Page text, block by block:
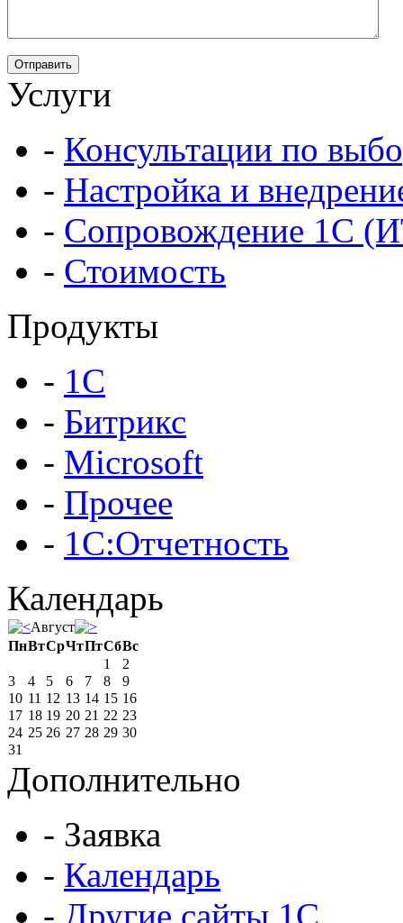
Услуги
- Консультации по
- Настройка и
- Сопровождение 1С
- Стоимость
Продукты
- 1С
- Битрикс
- Microsoft
- Прочее
- 1С:Отчетность
Календарь
Август
ПнВтСрЧтПтСбВс
1
2
3
4 5 6 7 8
9
10 11 12 13 14 15 16
17 18 19 20 21 22 23
24 25 26 27 28 29 30
31
Дополнительно
- Заявка
- Календарь
- Другие сайты 1С